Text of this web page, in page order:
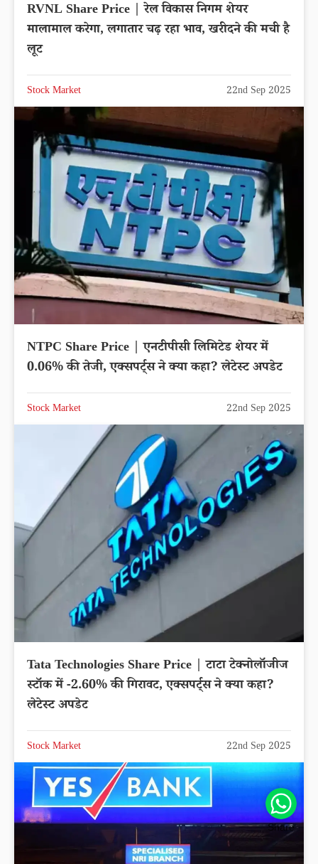
RVNL Share Price | रेल विकास निगम शेयर
मालामाल करेगा, लगातार चढ़ रहा भाव, खरीदने की मची है
लूट
Stock Market 22nd Sep 2025
NTPC Share Price | एनटीपीसी लिमिटेड शेयर में
0.06% की तेजी, एक्सपर्ट्स ने क्या कहा? लेटेस्ट अपडेट
Stock Market 22nd Sep 2025
Tata Technologies Share Price | टाटा टेक्नोलॉजीज
स्टॉक में -2.60% की गिरावट, एक्सपर्ट्स ने क्या कहा?
लेटेस्ट अपडेट
Stock Market 22nd Sep 2025
Share